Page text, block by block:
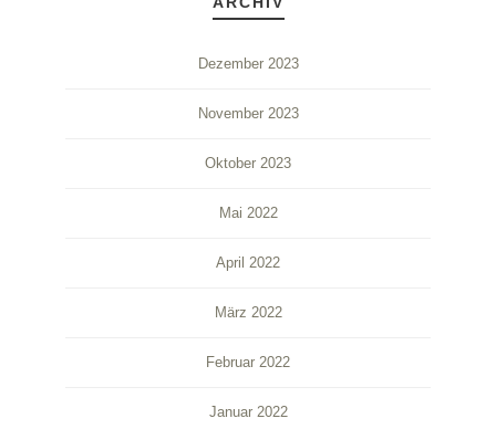
Dezember 2023
November 2023
Oktober 2023
Mai 2022
April 2022
März 2022
Februar 2022
Januar 2022